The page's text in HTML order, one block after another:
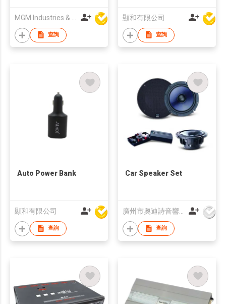
查詢
顯和有限公司
查詢
Auto Power Bank
顯和有限公司
查詢
Car Speaker Set
查詢